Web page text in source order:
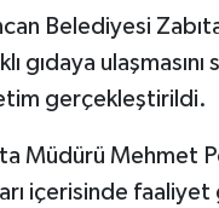
Belediyesi
gıdaya
gerçekleştirildi.
Müdürü Mehmet
içerisinde